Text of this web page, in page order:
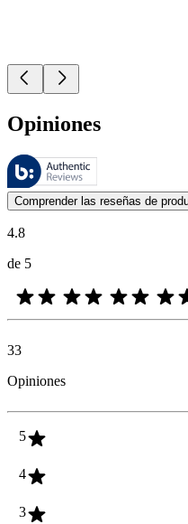
Opiniones
Estas reseñas las gestiona
Las opiniones de los clientes
Comprender las reseñas de
4.8
de 5
33
Opiniones
5
4
3